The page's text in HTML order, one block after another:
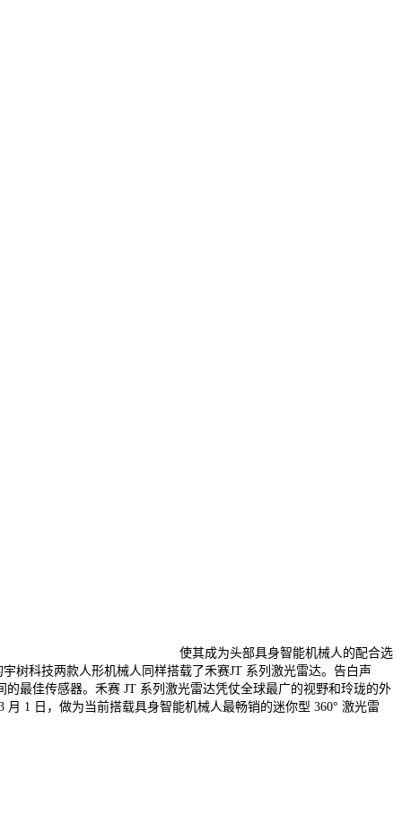
使其成为头部具身智能机械人的配合选
树科技两款人形机械人同样搭载了禾赛JT 系列激光雷达。告白声
最佳传感器。禾赛 JT 系列激光雷达凭仗全球最广的视野和玲珑的外
1 日，做为当前搭载具身智能机械人最畅销的迷你型 360° 激光雷